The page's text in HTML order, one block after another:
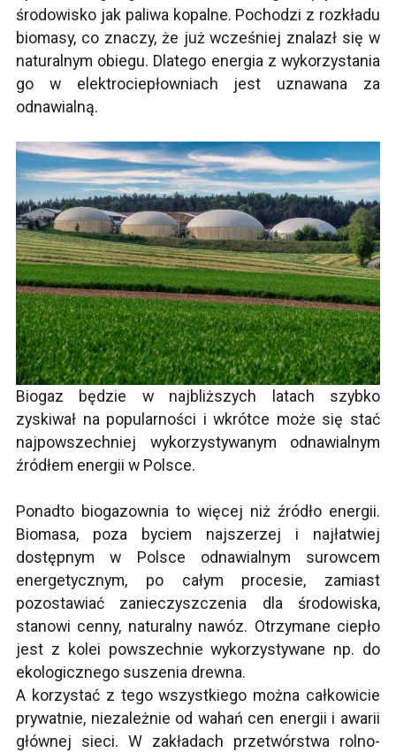
środowisko jak paliwa kopalne. Pochodzi z rozkładu
biomasy, co znaczy, że już wcześniej znalazł się w
naturalnym obiegu. Dlatego energia z wykorzystania
go w elektrociepłowniach jest uznawana za
odnawialną.
Biogaz będzie w najbliższych latach szybko
zyskiwał na popularności i wkrótce może się stać
najpowszechniej wykorzystywanym odnawialnym
źródłem energii w Polsce.
Ponadto biogazownia to więcej niż źródło energii.
Biomasa, poza byciem najszerzej i najłatwiej
dostępnym w Polsce odnawialnym surowcem
energetycznym, po całym procesie, zamiast
pozostawiać zanieczyszczenia dla środowiska,
stanowi cenny, naturalny nawóz. Otrzymane ciepło
jest z kolei powszechnie wykorzystywane np. do
ekologicznego suszenia drewna.
A korzystać z tego wszystkiego można całkowicie
prywatnie, niezależnie od wahań cen energii i awarii
głównej sieci. W zakładach przetwórstwa rolno-